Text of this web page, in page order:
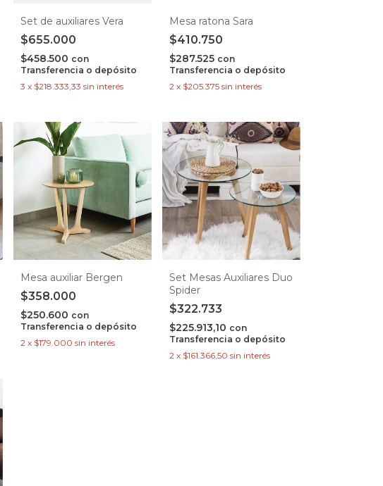
Set de auxiliares Vera
$655.000
$458.500 con
Transferencia o depósito
3 x $218.333,33 sin interés
Mesa ratona Sara
$410.750
$287.525 con
Transferencia o depósito
2 x $205.375 sin interés
Mesa auxiliar Bergen
$358.000
$250.600 con
Transferencia o depósito
2 x $179.000 sin interés
Set Mesas Auxiliares Duo
Spider
$322.733
$225.913,10 con
Transferencia o depósito
2 x $161.366,50 sin interés